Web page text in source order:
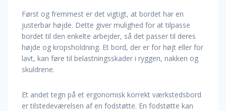
Først og fremmest er det vigtigt, at bordet har en
justerbar højde. Dette giver mulighed for at tilpasse
bordet til den enkelte arbejder, så det passer til deres
højde og kropsholdning. Et bord, der er for højt eller for
lavt, kan føre til belastningsskader i ryggen, nakken og
skuldrene.
Et andet tegn på et ergonomisk korrekt værkstedsbord
er tilstedeværelsen af en fodstøtte. En fodstøtte kan